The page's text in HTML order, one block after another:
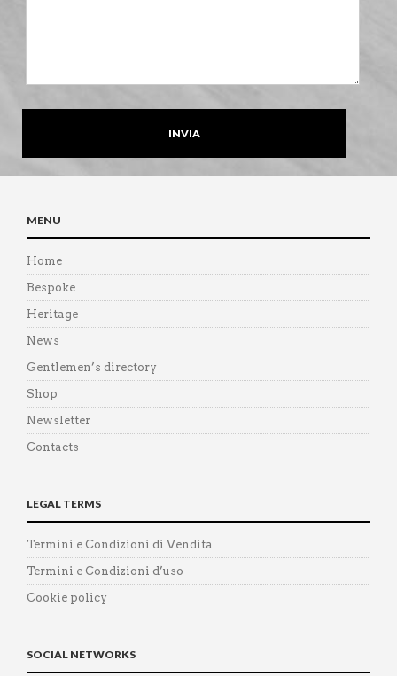
MENU
Home
Bespoke
Heritage
News
Gentlemen’s directory
Shop
Newsletter
Contacts
LEGAL TERMS
Termini e Condizioni di Vendita
Termini e Condizioni d’uso
Cookie policy
SOCIAL NETWORKS